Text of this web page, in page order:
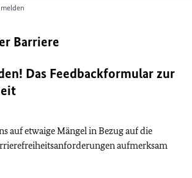
Barriere
Das Feedbackformular zur
auf etwaige Mängel in Bezug auf die
aufmerksam